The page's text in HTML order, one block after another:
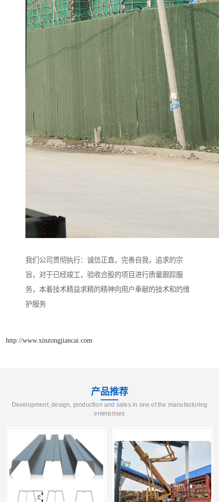
我们公司贯彻执行：诚信正直，完善自我，追求的宗
旨，对于已经竣工，验收合股的项目进行质量跟踪服
务，本着技术精益求精的精神向用户奉献的技术和的维
护服务
http://www.xinzongjiancai.com
产品推荐
Development, design, production and sales in one of the manufacturing
enterprises